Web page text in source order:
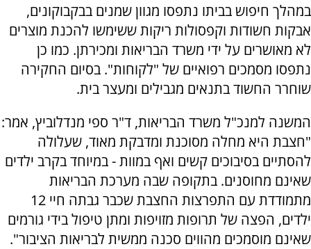
במהלך חיפוש בביתו נתפסו מגוון שמנים בבקבוקונים,
אבקות חשודות וקפסולות ריקות ששימשו להכנת מוצרים
לא מאושרים על ידי משרד הבריאות ומכירתן. כמו כן
נתפסו מסמכים רפואיים של "לקוחות". בסיום החקירה
שוחרר החשוד בתנאים מגבילים ומעצר בית.
המשנה למנכ"ל משרד הבריאות, ד"ר ספי מנדלוביץ, אמר:
"חצבת היא מחלה מסוכנת ומדבקת מאוד, שעלולה
להסתיים בסיבוכים קשים ואף במוות - במיוחד בקרב ילדים
שאינם מחוסנים. בתקופה שבה מערכת הבריאות
מתמודדת עם התפרצות החצבת שכבר גבתה חיי 12
ילדים, הפצה של תרופות מזויפות ומתן טיפול בידי גורמים
שאינם מוסמכים מהווים סכנה ממשית לבריאות הציבור".